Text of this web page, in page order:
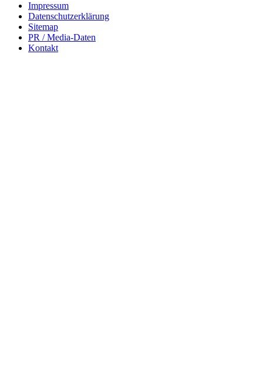
Impressum
Datenschutzerklärung
Sitemap
PR / Media-Daten
Kontakt